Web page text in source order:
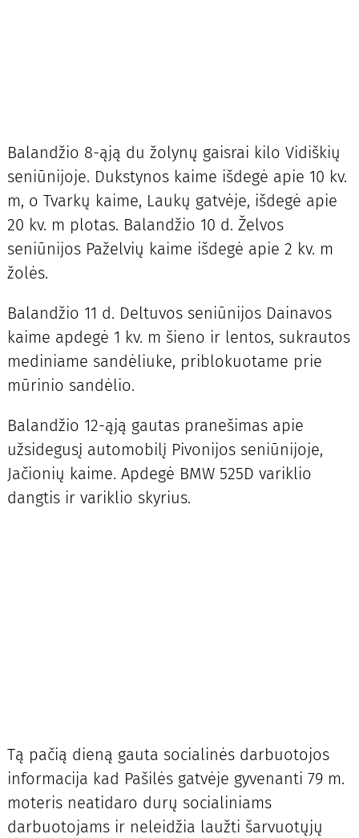
Balandžio 8-ąją du žolynų gaisrai kilo Vidiškių
seniūnijoje. Dukstynos kaime išdegė apie 10 kv.
m, o Tvarkų kaime, Laukų gatvėje, išdegė apie
20 kv. m plotas. Balandžio 10 d. Želvos
seniūnijos Paželvių kaime išdegė apie 2 kv. m
žolės.
Balandžio 11 d. Deltuvos seniūnijos Dainavos
kaime apdegė 1 kv. m šieno ir lentos, sukrautos
mediniame sandėliuke, priblokuotame prie
mūrinio sandėlio.
Balandžio 12-ąją gautas pranešimas apie
užsidegusį automobilį Pivonijos seniūnijoje,
Jačionių kaime. Apdegė BMW 525D variklio
dangtis ir variklio skyrius.
Tą pačią dieną gauta socialinės darbuotojos
informacija kad Pašilės gatvėje gyvenanti 79 m.
moteris neatidaro durų socialiniams
darbuotojams ir neleidžia laužti šarvuotųjų